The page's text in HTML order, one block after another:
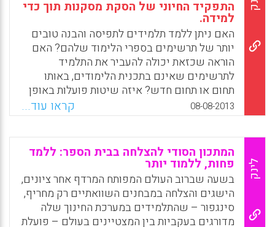
מטבע לשון שגור בפי נציגי ארגוני מורים, אך
כוונתה של ריפלי שונה מכוונתם. בפינלנד מקצוע
ההוראה הוא אחד המקצועות עם חסמי הכניסה
הגבוהים ביותר. קשה להתקבל ללימודי הוראה,
קשה עוד יותר לשרוד אותם, וקידום לא נגזר
מוותק אלא מהישגים. בהתאם, המשכורת גבוהה
והמקצוע עצמו נחשב יוקרתי, תחרותי ומעורר
קנאה. זהו עיקר ההבדל הפיני ( שיזף רפאלי ) .
WhatsApp
Facebook
Email
X
התפקיד החיוני של הסקת מסקנות תוך כדי
למידה.
האם ניתן ללמד תלמידים לתפיסה והבנה טובים
יותר של תרשימים בספרי הלימוד שלהם? האם
הוראה שכזאת יכולה להעביר את התלמיד
לתרשימים שאינם בתכנית הלימודים, באותו
תחום או תחום חדש? איזה שיטות פועלות באופן
הטוב ביותר להשגת מטרות אלה? תוך התבססות
על מחקר קודם המראה תוצאות חיוביות בהשוואה
לקבוצות ביקורת, גם בלימוד והפעילות המעבדתית
וגם בהתערבויות קצרות של המורים, מחברי
המאמר פיתחו שלושה ניסויים כיתתיים של
ששה שבועות, כל אחד, והשוו את האפקטיביות
שלהם במדגם של 137 תלמידי מגמה ביולוגית
בבית הספר התיכון ( Cromley, Jennifer G.;
Bergey, Bradley W.; Fitzhugh, Shannon;
08-08-2013 קראו עוד...
לינק
המתכון הסודי להצלחה בבית הספר: ללמד
פחות, ללמוד יותר
בשעה שברוב העולם המפותח המרדף אחר ציונים,
הישגים והצלחה במבחנים השוואתיים רק מחריף,
סינגפור – שהתלמידים במערכת החינוך שלה
מדורגים בעקביות בין המצטיינים בעולם – פועלת